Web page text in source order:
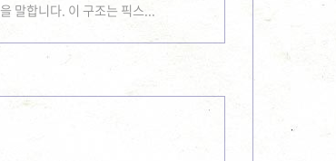
말합니다. 이 구조는 픽스...